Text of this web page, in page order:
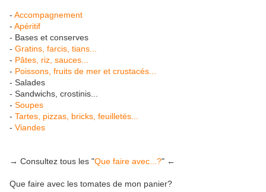
- Accompagnement
- Apéritif
- Bases et conserves
- Gratins, farcis, tians...
- Pâtes, riz, sauces...
- Poissons, fruits de mer et crustacés...
- Salades
- Sandwichs, crostinis...
- Soupes
- Tartes, pizzas, bricks, feuilletés...
- Viandes
→ Consultez tous les "Que faire avec...?" ←
Que faire avec les tomates de mon panier?